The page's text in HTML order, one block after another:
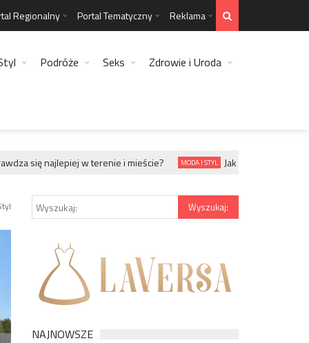
Regionalny Portal Tematyczny Reklama
Podróże Seks Zdrowie i Uroda
się najlepiej w terenie i mieście? MODA I STYL Jak zabezpieczyć szyję
NAJNOWSZE